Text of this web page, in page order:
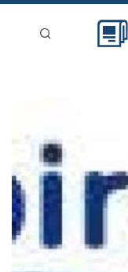
登入
刊登